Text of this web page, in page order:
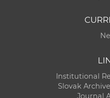
Institutional
Slovak
Journal